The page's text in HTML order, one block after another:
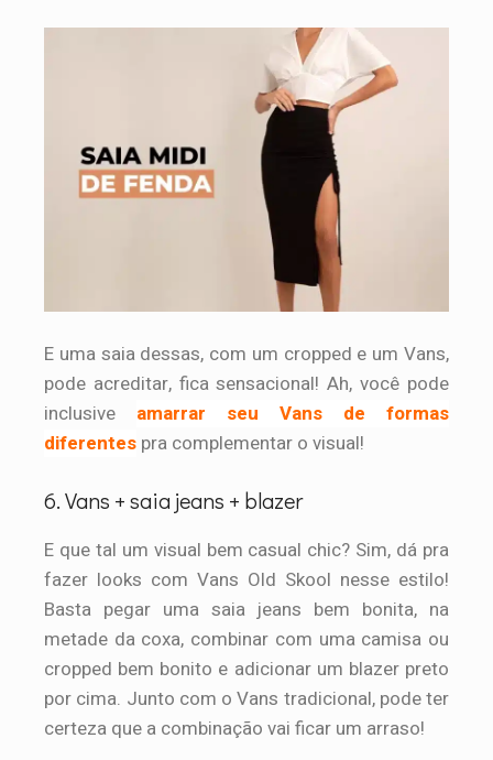
E uma saia dessas, com um cropped e um Vans,
pode acreditar, fica sensacional! Ah, você pode
inclusive amarrar seu Vans de formas
diferentes pra complementar o visual!
6. Vans + saia jeans + blazer
E que tal um visual bem casual chic? Sim, dá pra
fazer looks com Vans Old Skool nesse estilo!
Basta pegar uma saia jeans bem bonita, na
metade da coxa, combinar com uma camisa ou
cropped bem bonito e adicionar um blazer preto
por cima. Junto com o Vans tradicional, pode ter
certeza que a combinação vai ficar um arraso!